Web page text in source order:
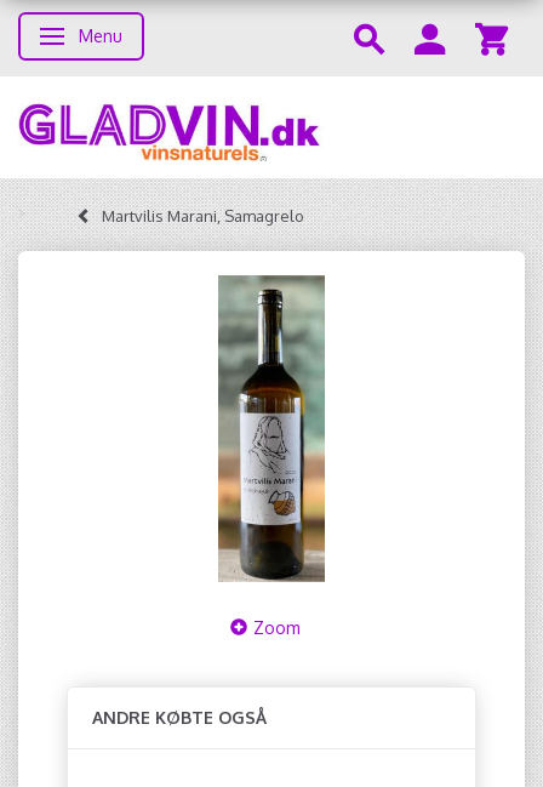
Toggle navigation
Menu
Martvilis Marani, Samagrelo
Zoom
ANDRE KØBTE OGSÅ